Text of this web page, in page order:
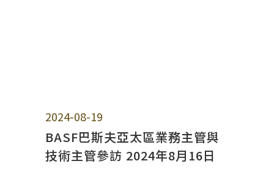
2024-08-19
BASF巴斯夫亞太區業務主管與
技術主管參訪 2024年8月16日